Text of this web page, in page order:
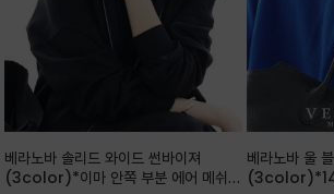
베라노바 솔리드 와이드 썬바이져
(3color)*이마 안쪽 부분 에어 메쉬
베라노바 울
(3color)*14